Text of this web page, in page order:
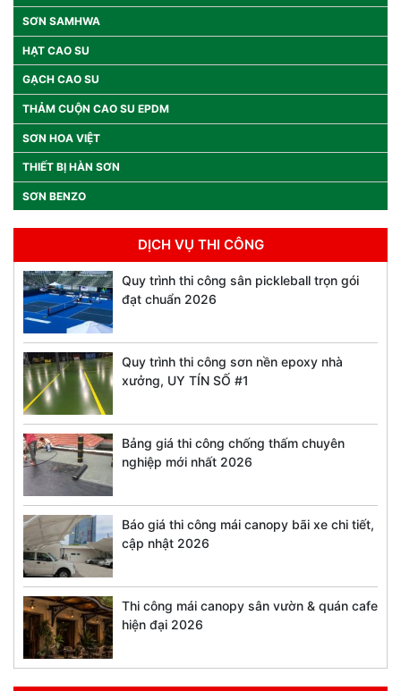
SƠN SAMHWA
HẠT CAO SU
GẠCH CAO SU
THẢM CUỘN CAO SU EPDM
SƠN HOA VIỆT
THIẾT BỊ HÀN SƠN
SƠN BENZO
DỊCH VỤ THI CÔNG
Quy trình thi công sân pickleball trọn gói
đạt chuẩn 2026
Quy trình thi công sơn nền epoxy nhà
xưởng, UY TÍN SỐ #1
Bảng giá thi công chống thấm chuyên
nghiệp mới nhất 2026
Báo giá thi công mái canopy bãi xe chi tiết,
cập nhật 2026
Thi công mái canopy sân vườn & quán cafe
hiện đại 2026